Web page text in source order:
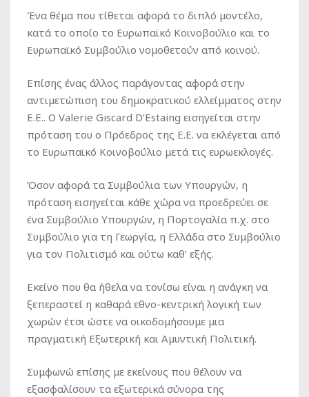
Ένα θέμα που τίθεται αφορά το διπλό μοντέλο,
κατά το οποίο το Ευρωπαϊκό Κοινοβούλιο και το
Ευρωπαϊκό Συμβούλιο νομοθετούν από κοινού.
Επίσης ένας άλλος παράγοντας αφορά στην
αντιμετώπιση του δημοκρατικού ελλείμματος στην
Ε.Ε.. Ο Valerie Giscard D’Estaing εισηγείται στην
πρόταση του ο Πρόεδρος της Ε.Ε. να εκλέγεται από
το Ευρωπαϊκό Κοινοβούλιο μετά τις ευρωεκλογές.
Όσον αφορά τα Συμβούλια των Υπουργών, η
πρόταση εισηγείται κάθε χώρα να προεδρεύει σε
ένα Συμβούλιο Υπουργών, η Πορτογαλία π.χ. στο
Συμβούλιο για τη Γεωργία, η Ελλάδα στο Συμβούλιο
για τον Πολιτισμό και ούτω καθ’ εξής.
Εκείνο που θα ήθελα να τονίσω είναι η ανάγκη να
ξεπεραστεί η καθαρά εθνο-κεντρική λογική των
χωρών έτσι ώστε να οικοδομήσουμε μια
πραγματική Εξωτερική και Αμυντική Πολιτική.
Συμφωνώ επίσης με εκείνους που θέλουν να
εξασφαλίσουν τα εξωτερικά σύνορα της